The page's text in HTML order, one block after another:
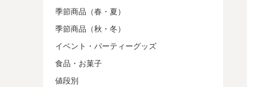
季節商品（春・夏）
季節商品（秋・冬）
イベント・パーティーグッズ
食品・お菓子
値段別